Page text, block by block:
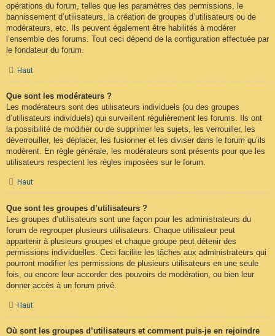
opérations du forum, telles que les paramètres des permissions, le
bannissement d’utilisateurs, la création de groupes d’utilisateurs ou de
modérateurs, etc. Ils peuvent également être habilités à modérer
l’ensemble des forums. Tout ceci dépend de la configuration effectuée par
le fondateur du forum.
Haut
Que sont les modérateurs ?
Les modérateurs sont des utilisateurs individuels (ou des groupes
d’utilisateurs individuels) qui surveillent régulièrement les forums. Ils ont
la possibilité de modifier ou de supprimer les sujets, les verrouiller, les
déverrouiller, les déplacer, les fusionner et les diviser dans le forum qu’ils
modèrent. En règle générale, les modérateurs sont présents pour que les
utilisateurs respectent les règles imposées sur le forum.
Haut
Que sont les groupes d’utilisateurs ?
Les groupes d’utilisateurs sont une façon pour les administrateurs du
forum de regrouper plusieurs utilisateurs. Chaque utilisateur peut
appartenir à plusieurs groupes et chaque groupe peut détenir des
permissions individuelles. Ceci facilite les tâches aux administrateurs qui
pourront modifier les permissions de plusieurs utilisateurs en une seule
fois, ou encore leur accorder des pouvoirs de modération, ou bien leur
donner accès à un forum privé.
Haut
Où sont les groupes d’utilisateurs et comment puis-je en rejoindre